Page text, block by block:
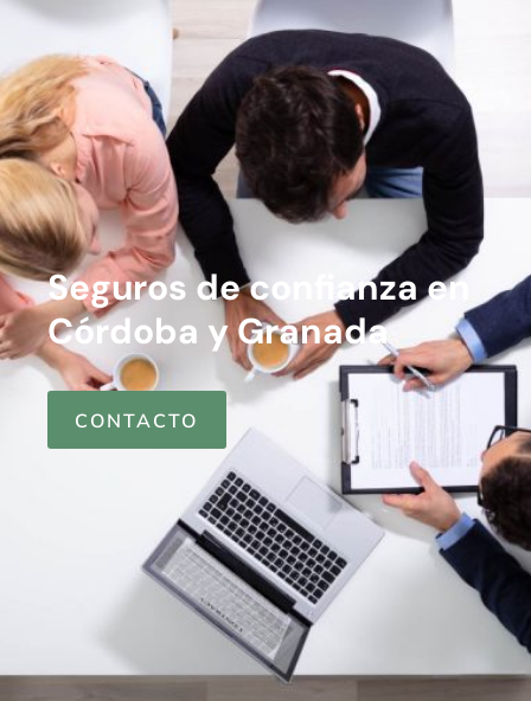
Seguros de confianza en
Córdoba y Granada
CONTACTO